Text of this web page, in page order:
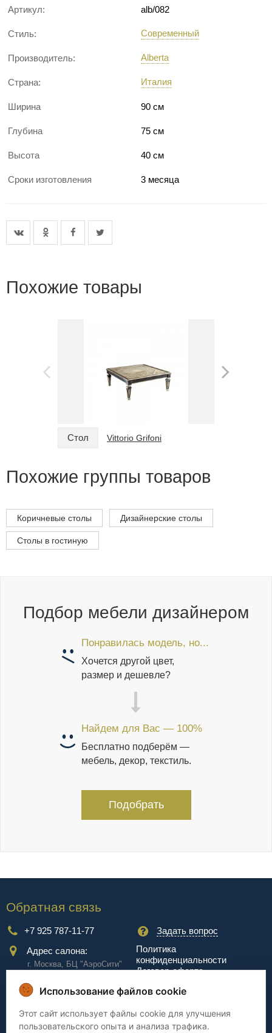
Артикул: alb/082
Стиль: Современный
Производитель: Alberta
Страна: Италия
Ширина 90 см
Глубина 75 см
Высота 40 см
Сроки изготовления 3 месяца
Похожие товары
Стол Vittorio Grifoni
Похожие группы товаров
Коричневые столы Дизайнерские столы
Столы в гостиную
Подбор мебели дизайнером
Понравилась модель, но...
Хочется другой цвет,
размер и дешевле?
Найдем для Вас — 100%
Бесплатно подберём —
мебель, декор, текстиль.
Подобрать
Обратная связь
+7 925 787-11-77
Задать вопрос
Адрес салона:
г. Москва, БЦ "АэроCити"
Куркинское ш., стр.2, 17
этаж
Политика
конфиденциальности
Договор-оферта
Сервис
Доставка Сборка
Использование файлов cookie
Этот сайт использует файлы cookie для улучшения
пользовательского опыта и анализа трафика.